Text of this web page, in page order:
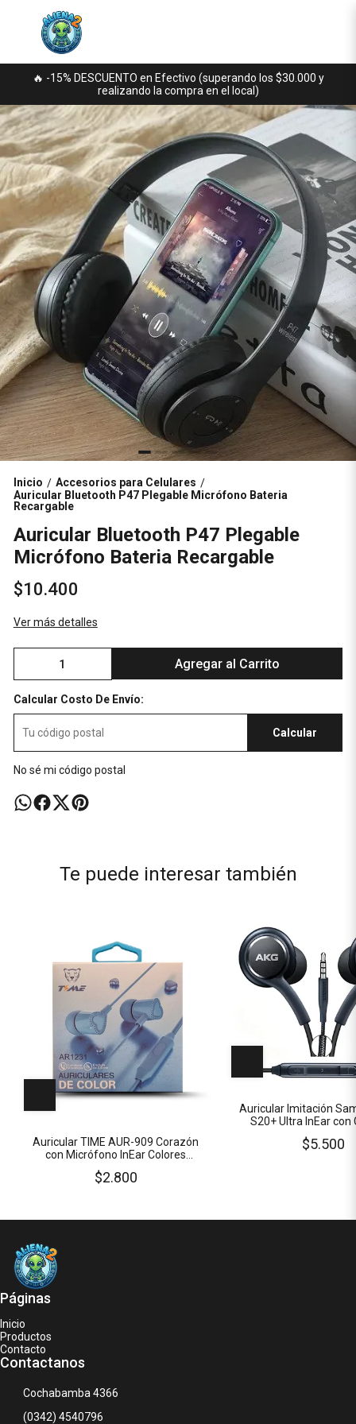
🔥 -15% DESCUENTO en Efectivo (superando los $30.000 y
realizando la compra en el local)
Inicio / Accesorios para Celulares /
Auricular Bluetooth P47 Plegable Micrófono Bateria
Recargable
Auricular Bluetooth P47 Plegable
Micrófono Bateria Recargable
$10.400
Ver más detalles
Agregar al Carrito
Calcular Costo De Envío:
Calcular
No sé mi código postal
Te puede interesar también
Auricular TIME AUR-909 Corazón
con Micrófono InEar Colores
PASTELES Cable 1.2 Mts
$2.800
Auricular Imitación
S20+ Ultra InEar con
$5.500
Páginas
Inicio
Productos
Contacto
Contactanos
Cochabamba 4366
(0342) 4540796